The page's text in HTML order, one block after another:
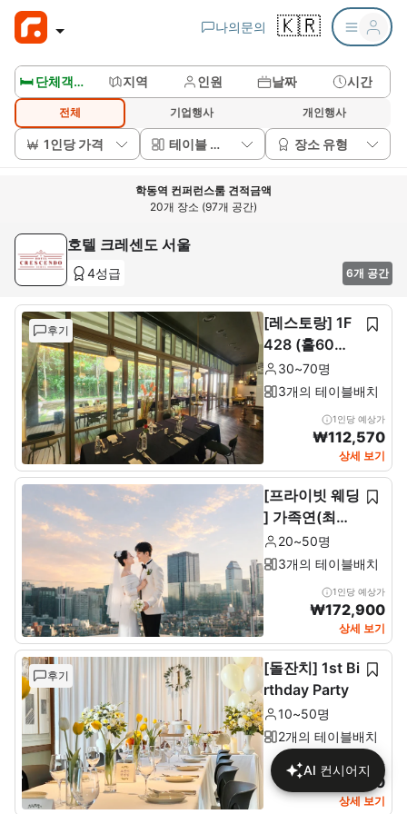
나의문의 🇰🇷
🛏️ 단체객실보기 지역 인원 날짜 시간
전체 기업행사 개인행사
1인당 가격 테이블 배치 장소 유형
학동역 컨퍼런스룸 견적금액
20개 장소 (97개 공간)
호텔 크레센도 서울
4성급 6개 공간
후기
[레스토랑] 1F
428 (홀60석+
룸10석)
30~70명
3개의 테이블배치
1인당 예상가
₩112,570
상세 보기
[프라이빗 웨딩
] 가족연(최소2
0~최대 50인)
20~50명
3개의 테이블배치
1인당 예상가
₩172,900
상세 보기
후기
[돌잔치] 1st Bi
rthday Party
10~50명
2개의 테이블배치
1인당 예상가
₩137,680
상세 보기
AI 컨시어지